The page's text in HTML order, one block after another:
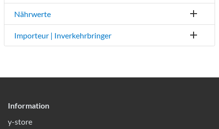
Nährwerte
Importeur | Inverkehrbringer
Information
y-store